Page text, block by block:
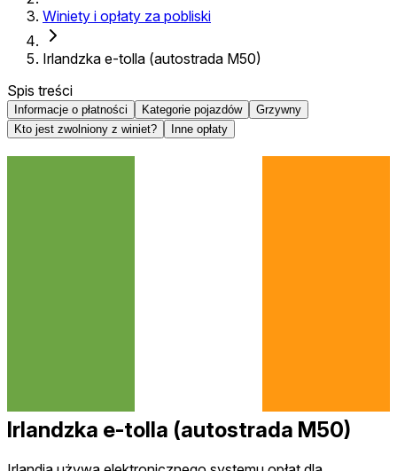
Winiety i opłaty za pobliski
Irlandzka e-tolla (autostrada M50)
Spis treści
Informacje o płatności Kategorie pojazdów
Grzywny
Kto jest zwolniony z winiet?
Inne opłaty
Irlandzka e-tolla (autostrada M50)